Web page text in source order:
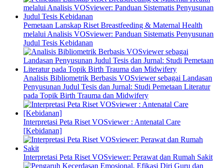
Pemetaan Lanskap Riset Breastfeeding & Maternal Health
melalui Analisis VOSviewer: Panduan Sistematis Penyusunan
Judul Tesis Kebidanan
Analisis Bibliometrik Berbasis VOSviewer sebagai Landasan
Penyusunan Judul Tesis dan Jurnal: Studi Pemetaan Literatur
pada Topik Birth Trauma dan Midwifery
Interpretasi Peta Riset VOSviewer : Antenatal Care
[Kebidanan]
Interpretasi Peta Riset VOSviewer: Perawat dan Rumah Sakit